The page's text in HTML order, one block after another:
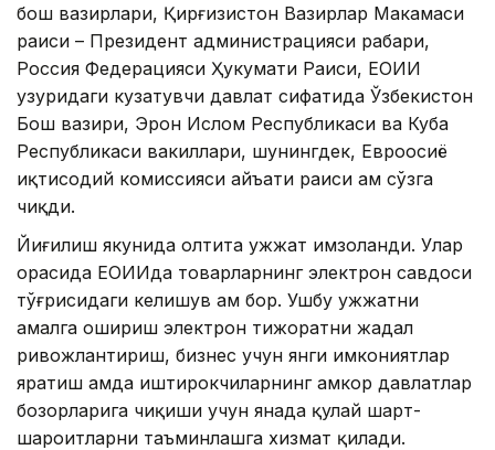
бош вазирлари, Қирғизистон Вазирлар Маҳкамаси
раиси – Президент администрацияси раҳбари,
Россия Федерацияси Ҳукумати Раиси, ЕОИИ
ҳузуридаги кузатувчи давлат сифатида Ўзбекистон
Бош вазири, Эрон Ислом Республикаси ва Куба
Республикаси вакиллари, шунингдек, Евроосиё
иқтисодий комиссияси ҳайъати раиси ҳам сўзга
чиқди.
Йиғилиш якунида олтита ҳужжат имзоланди. Улар
орасида ЕОИИда товарларнинг электрон савдоси
тўғрисидаги келишув ҳам бор. Ушбу ҳужжатни
амалга ошириш электрон тижоратни жадал
ривожлантириш, бизнес учун янги имкониятлар
яратиш ҳамда иштирокчиларнинг ҳамкор давлатлар
бозорларига чиқиши учун янада қулай шарт-
шароитларни таъминлашга хизмат қилади.